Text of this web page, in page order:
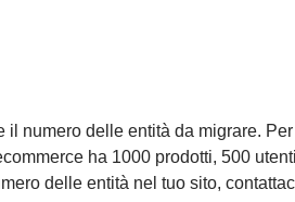
numero delle entità da migrare.
ha 1000 prodotti, 500
delle entità nel tuo sito,